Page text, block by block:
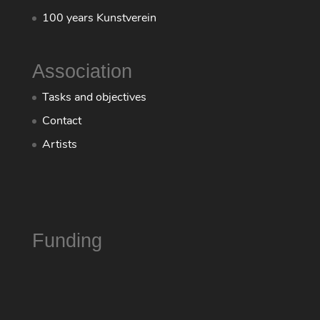
100 years Kunstverein
Association
Tasks and objectives
Contact
Artists
Funding